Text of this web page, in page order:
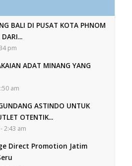
BALI DI PUSAT KOTA PHNOM
DARI...
pm
ADAT MINANG YANG
am
ASTINDO UNTUK
OTENTIK...
2:43 am
Direct Promotion Jatim